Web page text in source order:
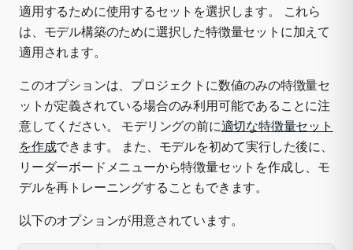
適用するために使用するセットを選択します。 これら
は、モデル構築のために選択した特徴量セットに加えて
適用されます。
このオプションは、プロジェクトに数値のみの特徴量セ
ットが定義されている場合のみ利用可能であることに注
意してください。 モデリングの前に適切な特徴量セット
を作成できます。 また、モデルを初めて実行した後に、
リーダーボードメニューから特徴量セットを作成し、モ
デルを再トレーニングすることもできます。
以下のオプションが用意されています。